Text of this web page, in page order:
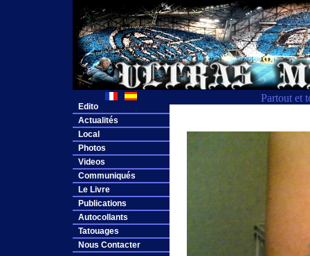
Partout et
Edito
Actualités
Local
Photos
Videos
Communiqués
Le Livre
Publications
Autocollants
Tatouages
Nous Contacter